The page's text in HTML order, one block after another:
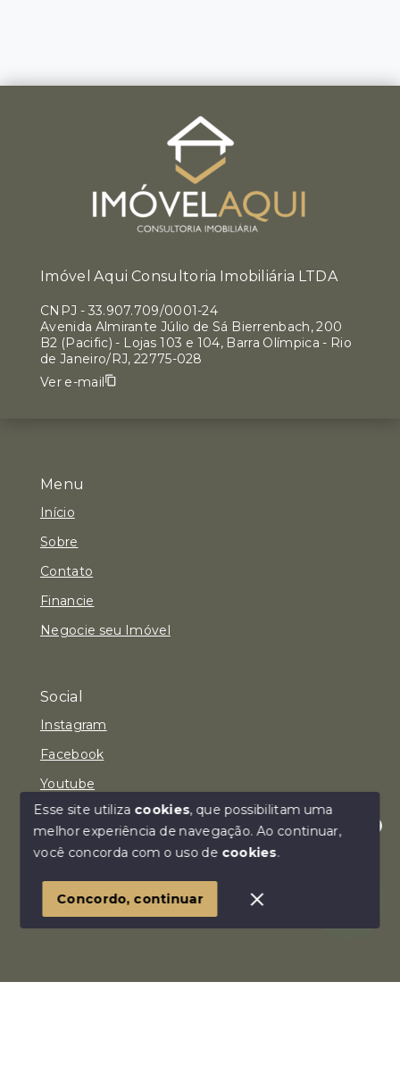
Olá! Estamos disponíveis para te ajudar.
Menu
Início
Sobre
Contato
Financie
Negocie seu Imóvel
Social
Instagram
Facebook
Youtube
© Copyright 2026 - Imóvel Aqui Consultoria Imobiliária
SITE PARA IMOBILIARIA
Imóvel Aqui Consultoria Imobiliária LTDA
CNPJ - 33.907.709/0001-24
Avenida Almirante Júlio de Sá Bierrenbach, 200
B2 (Pacific) - Lojas 103 e 104, Barra Olímpica - Rio
de Janeiro/RJ, 22775-028
Ver e-mail
Esse site utiliza cookies, que possibilitam uma
melhor experiência de navegação.Ao continuar,
você concorda com o uso de cookies.
Concordo, continuar